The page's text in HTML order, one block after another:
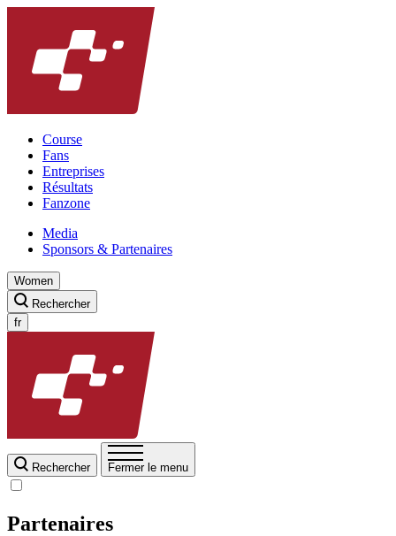
Course
Fans
Entreprises
Résultats
Fanzone
Media
Sponsors & Partenaires
Women
Rechercher
fr
Rechercher Fermer le menu
Partenaires